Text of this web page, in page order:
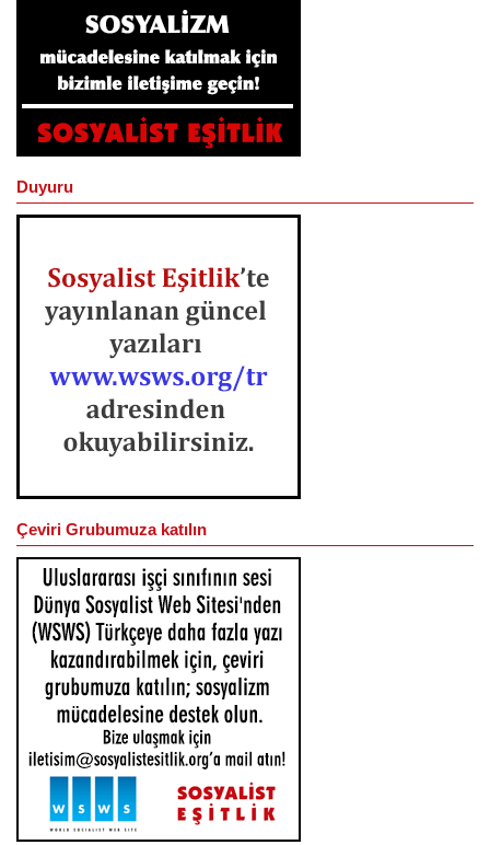
Duyuru
Çeviri Grubumuza katılın